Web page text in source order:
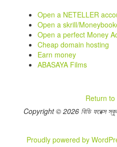
Open a NETELLER
Open a skrill/
Open a perfect Money
Cheap domain hosting
Earn money
ABASAYA Films
Return
Copyright © 2026 বিডি ফরেক্স
Proudly powered by